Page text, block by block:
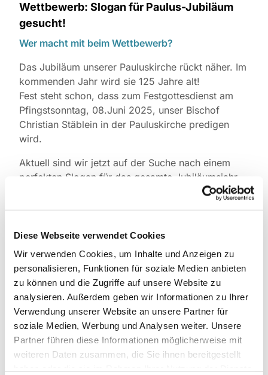
Diese Webseite verwendet Cookies
Wir verwenden Cookies, um Inhalte und Anzeigen zu
personalisieren, Funktionen für soziale Medien anbieten
zu können und die Zugriffe auf unsere Website zu
analysieren. Außerdem geben wir Informationen zu Ihrer
Verwendung unserer Website an unsere Partner für
soziale Medien, Werbung und Analysen weiter. Unsere
Partner führen diese Informationen möglicherweise mit
weiteren Daten zusammen, die Sie ihnen bereitgestellt
Wettbewerb: Slogan für Paulus-Jubiläum
gesucht!
Wer macht mit beim Wettbewerb?
Das Jubiläum unserer Pauluskirche rückt näher. Im
kommenden Jahr wird sie 125 Jahre alt!
Fest steht schon, dass zum Festgottesdienst am
Pfingstsonntag, 08.Juni 2025, unser Bischof
Christian Stäblein in der Pauluskirche predigen
wird.
Aktuell sind wir jetzt auf der Suche nach einem
perfekten Slogan für das gesamte Jubiläumsjahr.
Slogan und nehmen Sie am Wettbewerb um den
haben, sollte einprägsam sein und deutlich
machen, was die Paulus-Kirchengemeinde
ausmacht. Nach Möglichkeit sollte er auch
Menschen außerhalb der Gemeinde auf ”Paulus”
aufmerksam machen.
Einsendungen bis zum 30. November bitte
an:sellin-reschke@paulus-lichterfelde.de.